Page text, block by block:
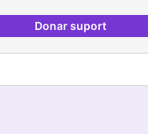
Donar suportGrades Obertes